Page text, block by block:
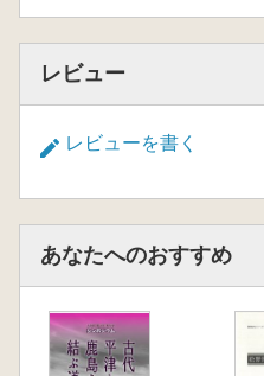
レビュー
レビューを書く
あなたへのおすすめ